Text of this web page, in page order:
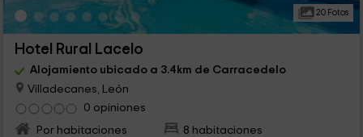
20 Fotos
Hotel Rural Lacelo
Alojamiento ubicado a 3.4km de Carracedelo
Villadecanes, León
0 opiniones
Por habitaciones
8 habitaciones